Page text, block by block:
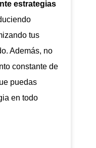
estrategias
tus
Además, no
constante de
puedas
en todo